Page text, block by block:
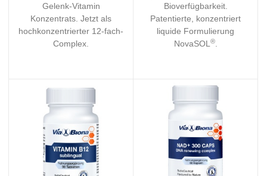
Gelenk-Vitamin
Konzentrats. Jetzt als
hochkonzentrierter 12-fach-
Complex.
Bioverfügbarkeit.
Patentierte, konzentriert
liquide Formulierung
NovaSOL ®.